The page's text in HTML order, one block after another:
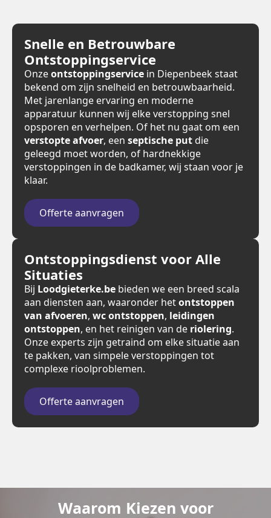
Snelle en Betrouwbare
Ontstoppingservice
Onzeontstoppingservice in Diepenbeek staat
bekend om zijn snelheid en betrouwbaarheid.
Met jarenlange ervaring en moderne
apparatuur kunnen wij elke verstopping snel
opsporen en verhelpen. Of het nu gaat om een
verstopte afvoer, een septische put die
geleegd moet worden, of hardnekkige
verstoppingen in de badkamer, wij staan voor je
klaar.
Offerte aanvragen
Ontstoppingsdienst voor Alle
Situaties
Bij Loodgieterke.be bieden we een breed scala
aan diensten aan, waaronder hetontstoppen
van afvoeren, wc ontstoppen, leidingen
ontstoppen, en het reinigen van de riolering.
Onze experts zijn getraind om elke situatie aan
te pakken, van simpele verstoppingen tot
complexe rioolproblemen.
Offerte aanvragen
Waarom Kiezen voor